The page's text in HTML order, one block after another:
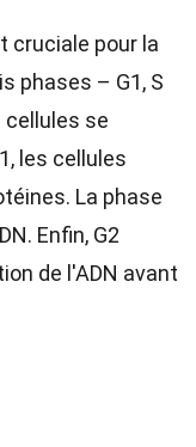
cruciale pour la
phases – G1, S
cellules se
les cellules
La phase
Enfin, G2
de l'ADN avant